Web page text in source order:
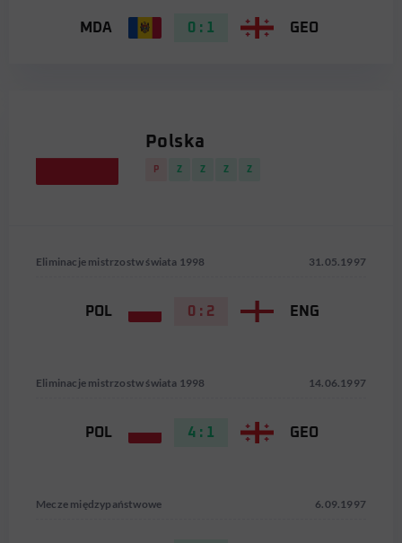
MDA 0 : 1 GEO
Polska
P Z Z Z Z
Eliminacje mistrzostw świata 1998 31.05.1997
POL 0 : 2 ENG
Eliminacje mistrzostw świata 1998 14.06.1997
POL 4 : 1 GEO
Mecze międzypaństwowe 6.09.1997